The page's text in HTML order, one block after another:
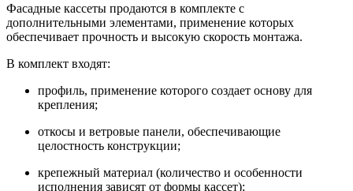
Фасадные кассеты продаются в комплекте с
дополнительными элементами, применение которых
обеспечивает прочность и высокую скорость монтажа.
В комплект входят:
профиль, применение которого создает основу для
крепления;
откосы и ветровые панели, обеспечивающие
целостность конструкции;
крепежный материал (количество и особенности
исполнения зависят от формы кассет);